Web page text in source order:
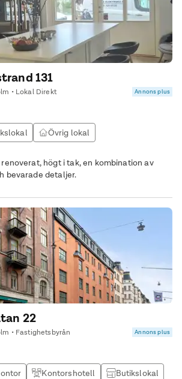
131
• Lokal Direkt Annons plus
Övrig lokal
högt i tak, en kombination av
bevarade detaljer.
22
• Fastighetsbyrån Annons plus
Kontorshotell Butikslokal